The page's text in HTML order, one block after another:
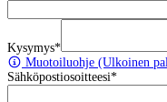
Kysymys*
Muotoiluohje (Ulkoinen
Sähköpostiosoitteesi*